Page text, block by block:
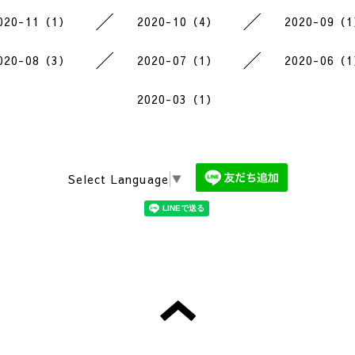
11（1） 2020-10（4） 2020-09（1
08（3） 2020-07（1） 2020-06（1
2020-03（1）
Select Language ▼